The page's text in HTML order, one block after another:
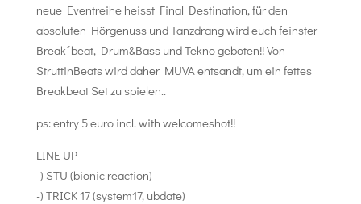
neue Eventreihe heisst Final Destination, für den
absoluten Hörgenuss und Tanzdrang wird euch feinster
Break´beat, Drum&Bass und Tekno geboten!! Von
StruttinBeats wird daher MUVA entsandt, um ein fettes
Breakbeat Set zu spielen..
ps: entry 5 euro incl. with welcomeshot!!
LINE UP
-) STU (bionic reaction)
-) TRICK 17 (system17, ubdate)